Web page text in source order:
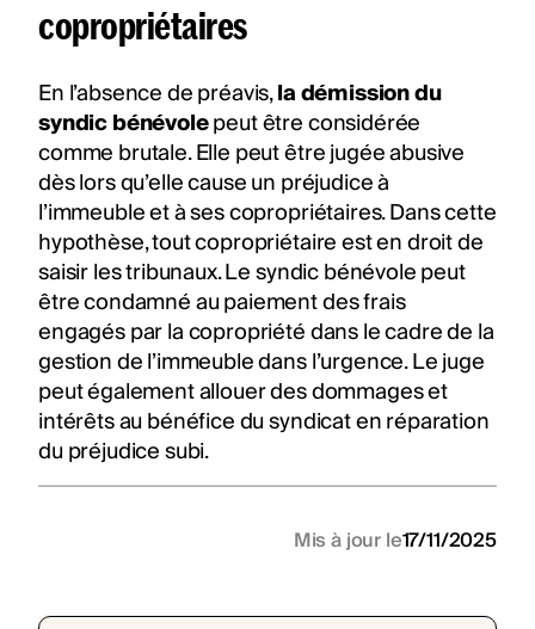
copropriétaires
En l’absence de préavis,la démission du
syndic bénévolepeut être considérée
comme brutale. Elle peut être jugée abusive
dès lors qu’elle cause un préjudice à
l’immeuble et à ses copropriétaires. Dans cette
hypothèse, tout copropriétaire est en droit de
saisir les tribunaux. Le syndic bénévole peut
être condamné au paiement des frais
engagés par la copropriété dans le cadre de la
gestion de l’immeuble dans l’urgence. Le juge
peut également allouer des dommages et
intérêts au bénéfice du syndicat en réparation
du préjudice subi.
Mis à jour le17/11/2025